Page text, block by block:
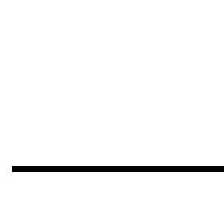
บมจ.พรีโม เซอร์วิส โซลูชั่น